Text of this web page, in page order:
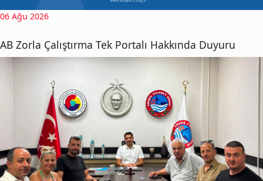
06 Ağu 2026
AB Zorla Çalıştırma Tek Portalı Hakkında Duyuru